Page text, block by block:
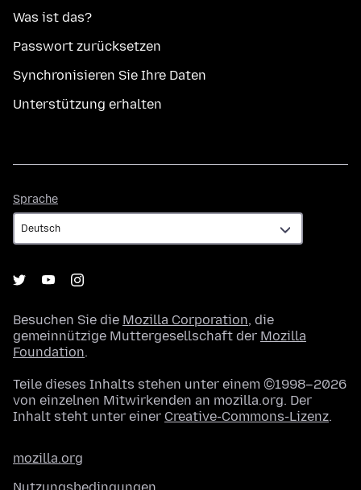
Was ist das?
Passwort zurücksetzen
Synchronisieren Sie Ihre Daten
Unterstützung erhalten
Sprache
Besuchen Sie die Mozilla Corporation, die
gemeinnützige Muttergesellschaft der Mozilla
Foundation.
Teile dieses Inhalts stehen unter einem ©1998–2026
von einzelnen Mitwirkenden an mozilla.org. Der
Inhalt steht unter einer Creative-Commons-Lizenz.
mozilla.org